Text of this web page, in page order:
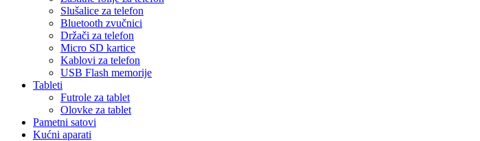
Slušalice za telefon
Bluetooth zvučnici
Držači za telefon
Micro SD kartice
Kablovi za telefon
USB Flash memorije
Tableti
Futrole za tablet
Olovke za tablet
Pametni satovi
Kućni aparati